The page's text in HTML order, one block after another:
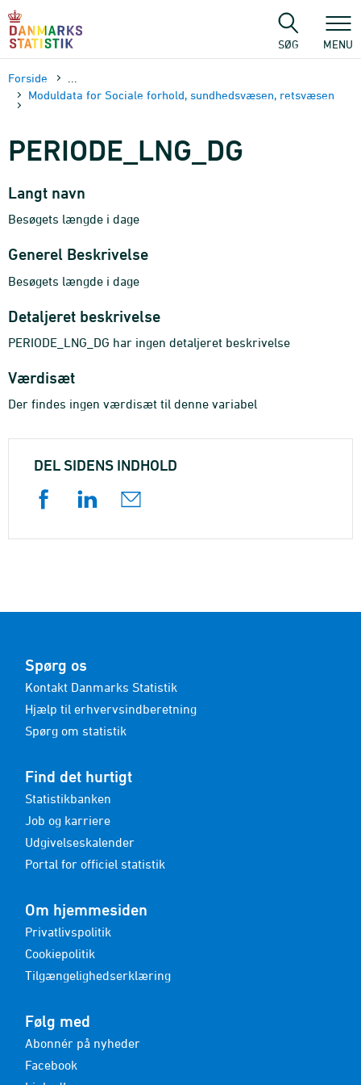
sidens
SØG MENU
Forside
Moduldata for Sociale forhold, sundhedsvæsen, retsvæsen
PERIODE_LNG_DG
Langt navn
Besøgets længde i dage
Generel Beskrivelse
Besøgets længde i dage
Detaljeret beskrivelse
PERIODE_LNG_DG har ingen detaljeret beskrivelse
Værdisæt
Der findes ingen værdisæt til denne variabel
DEL SIDENS INDHOLD
Spørg os
Kontakt Danmarks Statistik
Hjælp til erhvervsindberetning
Spørg om statistik
Find det hurtigt
Statistikbanken
Job og karriere
Udgivelseskalender
Portal for officiel statistik
Om hjemmesiden
Privatlivspolitik
Cookiepolitik
Tilgængelighedserklæring
Følg med
Abonnér på nyheder
Facebook